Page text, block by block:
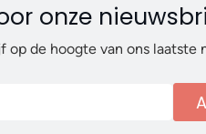
onze
de hoogte van ons laatste